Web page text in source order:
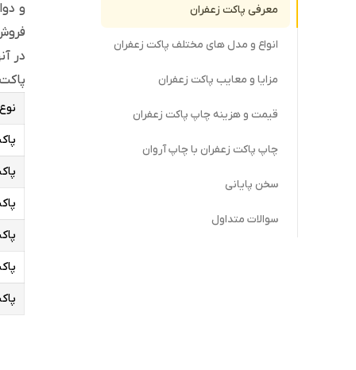
معرفی پاکت زعفران
انواع و مدل های مختلف پاکت زعفران
مزایا و معایب پاکت زعفران
قیمت و هزینه چاپ پاکت زعفران
چاپ پاکت زعفران با چاپ آروان
سخن پایانی
سوالات متداول
و
در